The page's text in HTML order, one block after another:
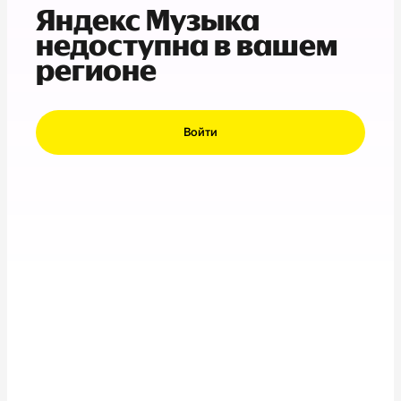
Яндекс Музыка
недоступна в вашем
регионе
Войти